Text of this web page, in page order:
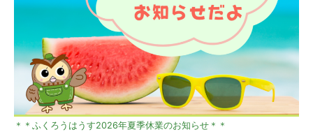
＊＊ふくろうはうす2026年夏季休業のお知らせ＊＊